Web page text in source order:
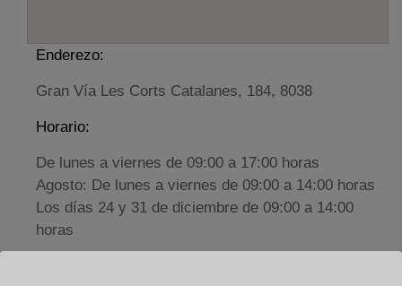
Enderezo:
Gran Vía Les Corts Catalanes, 184, 8038
Horario:
De lunes a viernes de 09:00 a 17:00 horas
Agosto: De lunes a viernes de 09:00 a 14:00 horas
Los días 24 y 31 de diciembre de 09:00 a 14:00
horas